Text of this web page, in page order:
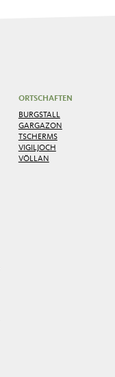
ORTSCHAFTEN
BURGSTALL
GARGAZON
TSCHERMS
VIGILJOCH
VÖLLAN